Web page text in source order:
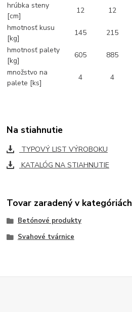
hrúbka steny
[cm]
12 12
hmotnosť kusu
[kg]
145 215
hmotnosť palety
[kg]
605 885
množstvo na
palete [ks]
4 4
Na stiahnutie
TYPOVÝ LIST VÝROBOKU
KATALÓG NA STIAHNUTIE
Tovar zaradený v kategóriách
Betónové produkty
Svahové tvárnice